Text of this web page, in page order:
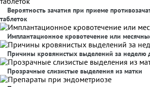
Вероятность зачатия при приеме
таблеток
Имплантационное кровотечение или
Причины кровянистых выделений за неделю
Прозрачные слизистые выделения из матки